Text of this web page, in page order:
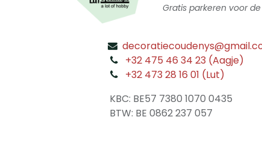
Gratis parkeren voor de
+32 475 46 34 23 (Aagje)
+32 473 28 16 01 (Lut)
KBC: BE57 7380 1070 0435
​ BTW: BE 0862 237 057